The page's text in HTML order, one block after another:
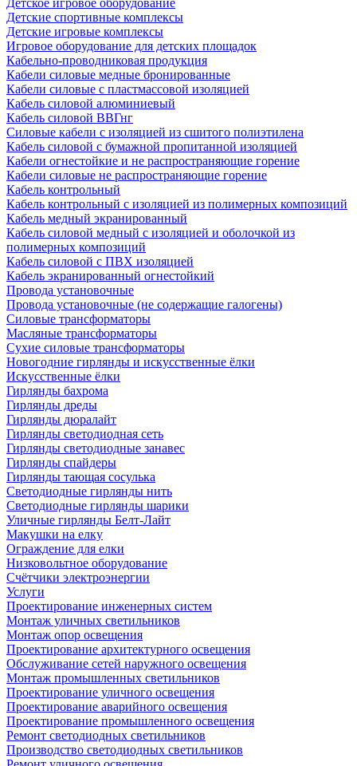
Детское игровое оборудование
Детские спортивные комплексы
Детские игровые комплексы
Игровое оборудование для детских площадок
Кабельно-проводниковая продукция
Кабели силовые медные бронированные
Кабели силовые с пластмассовой изоляцией
Кабель силовой алюминиевый
Кабель силовой ВВГнг
Силовые кабели с изоляцией из сшитого полиэтилена
Кабель силовой с бумажной пропитанной изоляцией
Кабели огнестойкие и не распространяющие горение
Кабели силовые не распространяющие горение
Кабель контрольный
Кабель контрольный с изоляцией из полимерных композиций
Кабель медный экранированный
Кабель силовой медный с изоляцией и оболочкой из
полимерных композиций
Кабель силовой с ПВХ изоляцией
Кабель экранированный огнестойкий
Провода установочные
Провода установочные (не содержащие галогены)
Силовые трансформаторы
Масляные трансформаторы
Сухие силовые трансформаторы
Новогодние гирлянды и искусственные ёлки
Искусственные ёлки
Гирлянды бахрома
Гирлянды дреды
Гирлянды дюралайт
Гирлянды светодиодная сеть
Гирлянды светодиодные занавес
Гирлянды спайдеры
Гирлянды тающая сосулька
Светодиодные гирлянды нить
Светодиодные гирлянды шарики
Уличные гирлянды Белт-Лайт
Макушки на елку
Ограждение для елки
Низковольтное оборудование
Счётчики электроэнергии
Услуги
Проектирование инженерных систем
Монтаж уличных светильников
Монтаж опор освещения
Проектирование архитектурного освещения
Обслуживание сетей наружного освещения
Монтаж промышленных светильников
Проектирование уличного освещения
Проектирование аварийного освещения
Проектирование промышленного освещения
Ремонт светодиодных светильников
Производство светодиодных светильников